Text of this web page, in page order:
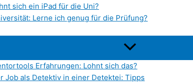
sich ein iPad für die Uni?
Lerne ich genug für die Prüfung?
Erfahrungen: Lohnt sich das?
Job als Detektiv in einer Detektei: Tipps